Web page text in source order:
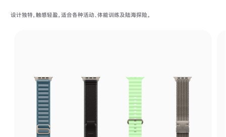
设计独特，触感轻盈，适合各种活动、体能训练及陆海探险。